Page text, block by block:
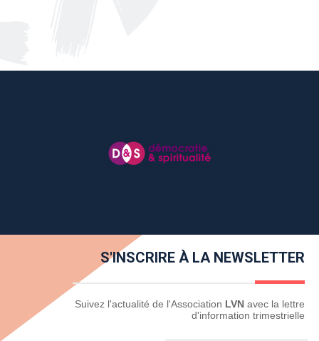
S'INSCRIRE À LA NEWSLETTER
Newsletter Suivez l'actualité de l'Association LVN avec la lettre
d'information trimestrielle